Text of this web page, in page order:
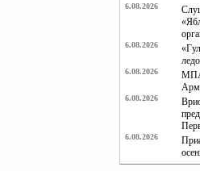
6.08.2026
6.08.2026
6.08.2026
МПА
6.08.2026
6.08.2026